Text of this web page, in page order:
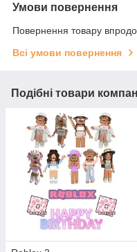
Умови повернення
Повернення товару
Всі умови повернення
Подібні товари